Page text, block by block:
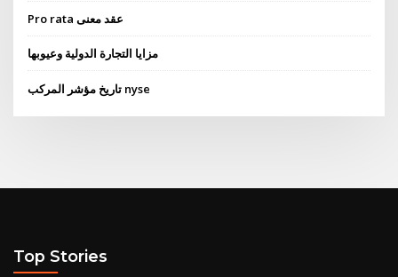
Pro rata عقد معنى
مزايا التجارة الدولية وعيوبها
تاريخ مؤشر المركب nyse
Top Stories